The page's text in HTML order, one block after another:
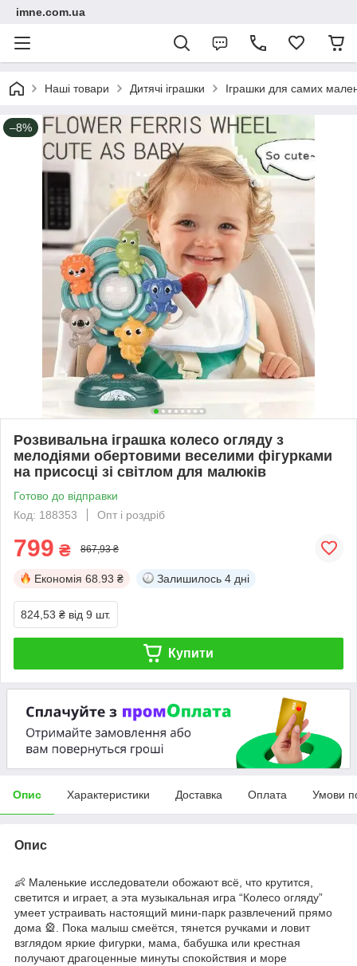
imne.com.ua
Наші товари Дитячі іграшки Іграшки для самих
–8%
Розвивальна іграшка колесо огляду з
мелодіями обертовими веселими фігурками
на присосці зі світлом для малюків
Готово до відправки
Код: 188353
Опт і роздріб
799 ₴ 867,93 ₴
Економія 68.93 ₴ Залишилось 4 дні
824,53 ₴ від 9 шт.
Купити
Опис Характеристики Доставка Оплата Умови
Опис
👶 Маленькие исследователи обожают всё, что крутится,
светится и играет, а эта музыкальная игра “Колесо огляду”
умеет устраивать настоящий мини-парк развлечений прямо
дома 🎡. Пока малыш смеётся, тянется ручками и ловит
взглядом яркие фигурки, мама, бабушка или крестная
получают драгоценные минуты спокойствия и море